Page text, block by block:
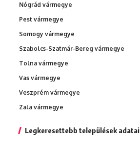
Nógrád vármegye
Pest vármegye
Somogy vármegye
Szabolcs-Szatmár-Bereg vármegye
Tolna vármegye
Vas vármegye
Veszprém vármegye
Zala vármegye
Legkeresettebb települések adatai